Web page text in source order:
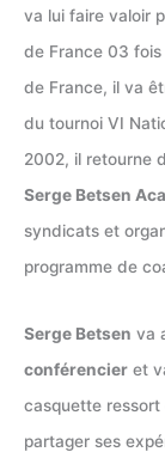
va lui faire valoir
de France 03
de France, il va
du tournoi VI
2002, il retourne
Serge Betsen
syndicats et
programme de
Serge Betsen va
conférencier et
casquette ressort
partager ses